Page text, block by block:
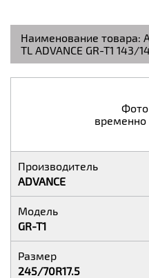
Наименование товара:
TL ADVANCE GR-T1 143/
Фото
временно
Производитель
ADVANCE
Модель
GR-T1
Размер
245/70R17.5